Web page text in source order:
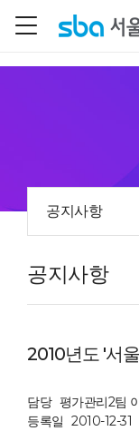
공지사항
공지사항
2010년도 '서
담당 평가관리2팀
등록일 2010-12-31